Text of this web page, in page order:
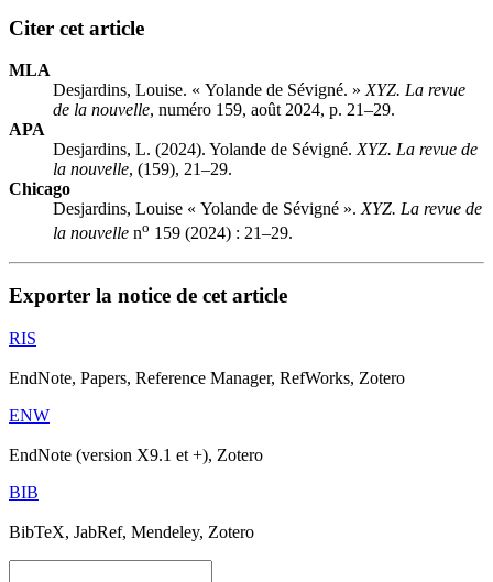
Citer cet article
MLA
Desjardins, Louise. « Yolande de Sévigné. » XYZ. La revue
de la nouvelle, numéro 159, août 2024, p. 21–29.
APA
Desjardins, L. (2024). Yolande de Sévigné. XYZ. La revue de
la nouvelle, (159), 21–29.
Chicago
Desjardins, Louise « Yolande de Sévigné ». XYZ. La revue de
la nouvelle no 159 (2024) : 21–29.
Exporter la notice de cet article
RIS
EndNote, Papers, Reference Manager, RefWorks, Zotero
ENW
EndNote (version X9.1 et +), Zotero
BIB
BibTeX, JabRef, Mendeley, Zotero